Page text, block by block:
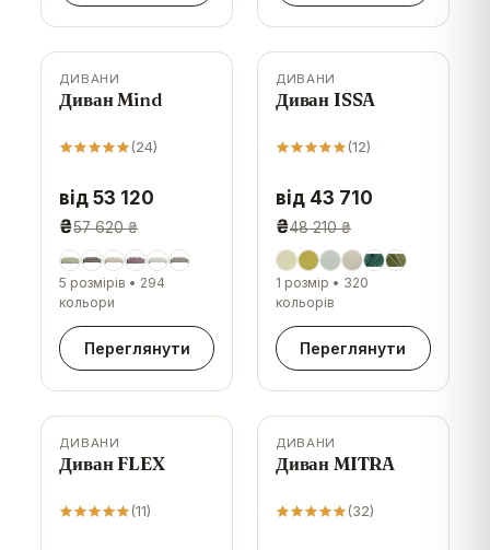
-8 %
ДИВАНИ
Диван Mind
(24)
від 53 120
₴57 620 ₴
5 розмірів • 294
кольори
Переглянути
-9%
ДИВАНИ
Диван ISSA
(12)
від 43 710
₴48 210 ₴
1 розмір • 320
кольорів
Переглянути
-9 %
ДИВАНИ
Диван FLEX
(11)
-6%
ДИВАНИ
Диван MITRA
(32)